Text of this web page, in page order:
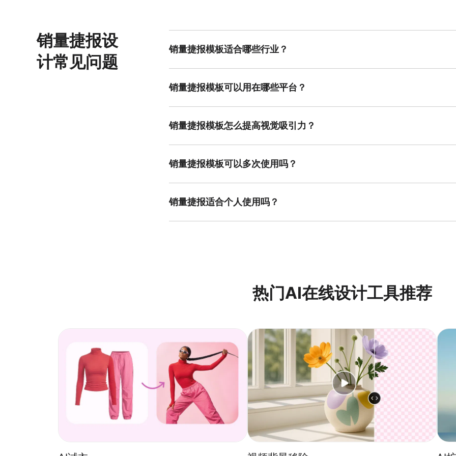
销量捷报设
计常见问题
销量捷报模板适合哪些行业？
销量捷报模板可以用在哪些平台？
销量捷报模板怎么提高视觉吸引力？
销量捷报模板可以多次使用吗？
销量捷报适合个人使用吗？
热门AI在线设计工具推荐